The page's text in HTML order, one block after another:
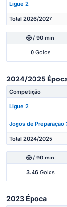
Ligue 2
Total 2026/2027
/ 90 min
0Golos
2024/2025
Competição
Ligue 2
Jogos de Preparação
Total 2024/2025
/ 90 min
3.46Golos
2023 Época